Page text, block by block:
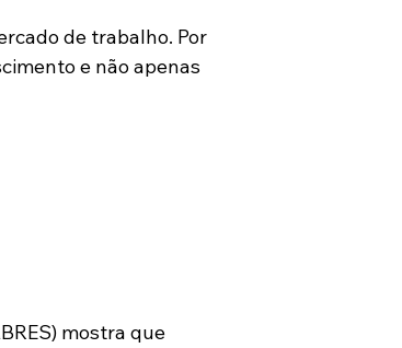
de trabalho. Por
e não apenas
mostra que